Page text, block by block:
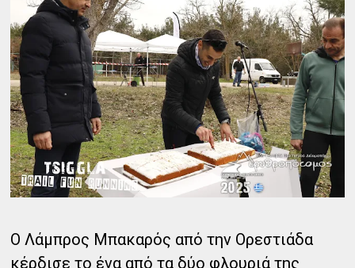
Ο Λάμπρος Μπακαρός από την Ορεστιάδα
κέρδισε το ένα από τα δύο φλουριά της